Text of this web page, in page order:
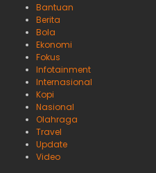
Bantuan
Berita
Bola
Ekonomi
Fokus
Infotainment
Internasional
Kopi
Nasional
Olahraga
Travel
Update
Video